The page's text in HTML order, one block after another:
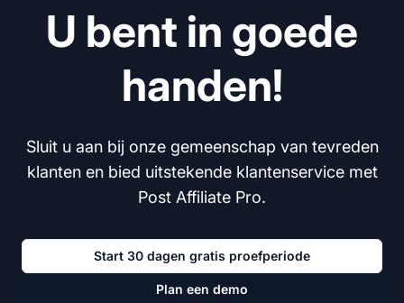
U bent in goede
handen!
Sluit u aan bij onze gemeenschap van tevreden
klanten en bied uitstekende klantenservice met
Post Affiliate Pro.
Start 30 dagen gratis proefperiode
Plan een demo